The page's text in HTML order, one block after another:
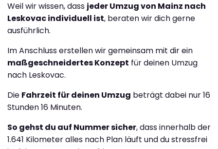
Weil wir wissen, dass jeder Umzug von Mainz nach
Leskovac individuell ist, beraten wir dich gerne
ausführlich.
Im Anschluss erstellen wir gemeinsam mit dir ein
maßgeschneidertes Konzept für deinen Umzug
nach Leskovac.
Die Fahrzeit für deinen Umzug beträgt dabei nur 16
Stunden 16 Minuten.
So gehst du auf Nummer sicher, dass innerhalb der
1.641 Kilometer alles nach Plan läuft und du stressfrei